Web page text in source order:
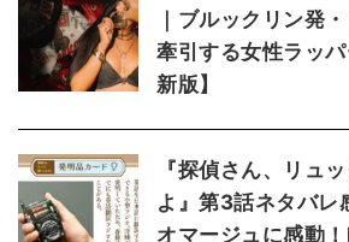
｜ブルックリン発
牽引する女性ラッ
新版】
『探偵さん、リュ
よ』第3話ネタバレ
オマージュに感動